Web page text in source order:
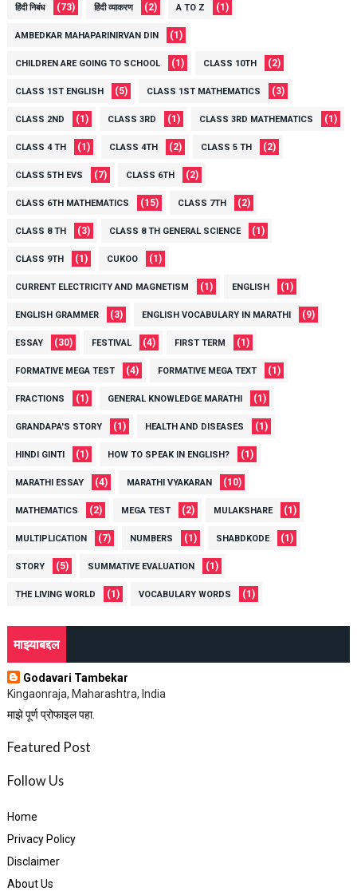
हिंदी निबंध (73) हिंदी व्याकरण (2) A TO Z (1)
AMBEDKAR MAHAPARINIRVAN DIN (1)
CHILDREN ARE GOING TO SCHOOL (1) CLASS 10TH (2)
CLASS 1ST ENGLISH (5) CLASS 1ST MATHEMATICS (3)
CLASS 2ND (1) CLASS 3RD (1) CLASS 3RD MATHEMATICS (1)
CLASS 4 TH (1) CLASS 4TH (2) CLASS 5 TH (2)
CLASS 5TH EVS (7) CLASS 6TH (2)
CLASS 6TH MATHEMATICS (15) CLASS 7TH (2)
CLASS 8 TH (3) CLASS 8 TH GENERAL SCIENCE (1)
CLASS 9TH (1) CUKOO (1)
CURRENT ELECTRICITY AND MAGNETISM (1) ENGLISH (1)
ENGLISH GRAMMER (3) ENGLISH VOCABULARY IN MARATHI (9)
ESSAY (30) FESTIVAL (4) FIRST TERM (1)
FORMATIVE MEGA TEST (4) FORMATIVE MEGA TEXT (1)
FRACTIONS (1) GENERAL KNOWLEDGE MARATHI (1)
GRANDAPA'S STORY (1) HEALTH AND DISEASES (1)
HINDI GINTI (1) HOW TO SPEAK IN ENGLISH? (1)
MARATHI ESSAY (4) MARATHI VYAKARAN (10)
MATHEMATICS (2) MEGA TEST (2) MULAKSHARE (1)
MULTIPLICATION (7) NUMBERS (1) SHABDKODE (1)
STORY (5) SUMMATIVE EVALUATION (1)
THE LIVING WORLD (1) VOCABULARY WORDS (1)
माझ्याबद्दल
Godavari Tambekar
Kingaonraja, Maharashtra, India
माझे पूर्ण प्रोफाइल पहा.
Featured Post
Follow Us
Home
Privacy Policy
Disclaimer
About Us